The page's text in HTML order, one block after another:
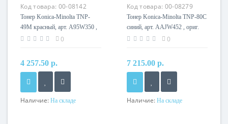
Код товара: 00-08142
Тонер Konica-Minolta TNP-
49M красный, арт. A95W350 ,
оригинал
0
4 257.50 р.
Наличие: На складе
Код товара: 00-08279
Тонер Konica-Minolta TNP-80C
синий, арт. AAJW452 , ориг.
0
7 215.00 р.
Наличие: На складе